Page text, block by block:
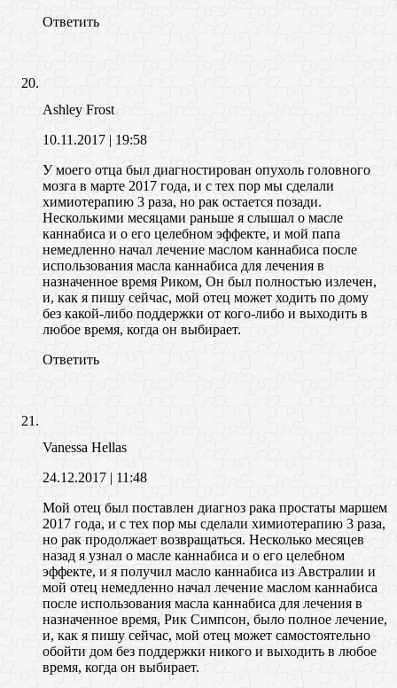
Ответить
Ashley Frost
10.11.2017 | 19:58
У моего отца был диагностирован опухоль головного
мозга в марте 2017 года, и с тех пор мы сделали
химиотерапию 3 раза, но рак остается позади.
Несколькими месяцами раньше я слышал о масле
каннабиса и о его целебном эффекте, и мой папа
немедленно начал лечение маслом каннабиса после
использования масла каннабиса для лечения в
назначенное время Риком, Он был полностью излечен,
и, как я пишу сейчас, мой отец может ходить по дому
без какой-либо поддержки от кого-либо и выходить в
любое время, когда он выбирает.
Ответить
Vanessa Hellas
24.12.2017 | 11:48
Мой отец был поставлен диагноз рака простаты маршем
2017 года, и с тех пор мы сделали химиотерапию 3 раза,
но рак продолжает возвращаться. Несколько месяцев
назад я узнал о масле каннабиса и о его целебном
эффекте, и я получил масло каннабиса из Австралии и
мой отец немедленно начал лечение маслом каннабиса
после использования масла каннабиса для лечения в
назначенное время, Рик Симпсон, было полное лечение,
и, как я пишу сейчас, мой отец может самостоятельно
обойти дом без поддержки никого и выходить в любое
время, когда он выбирает.